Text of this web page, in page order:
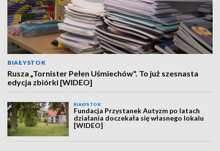
BIAŁYSTOK
Rusza „Tornister Pełen Uśmiechów". To już szesnasta
edycja zbiórki [WIDEO]
BIAŁYSTOK
Fundacja Przystanek Autyzm po latach
działania doczekała się własnego lokalu
[WIDEO]